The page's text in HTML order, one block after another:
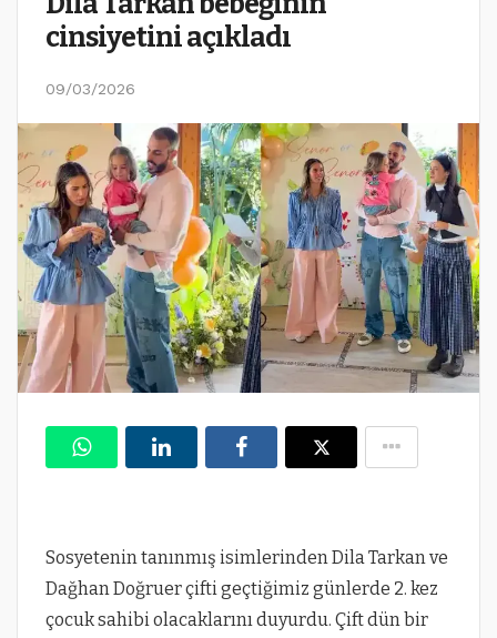
cinsiyetini açıkladı
09/03/2026
Sosyetenin tanınmış isimlerinden Dila Tarkan ve
Dağhan Doğruer çifti geçtiğimiz günlerde 2. kez
çocuk sahibi olacaklarını duyurdu. Çift dün bir